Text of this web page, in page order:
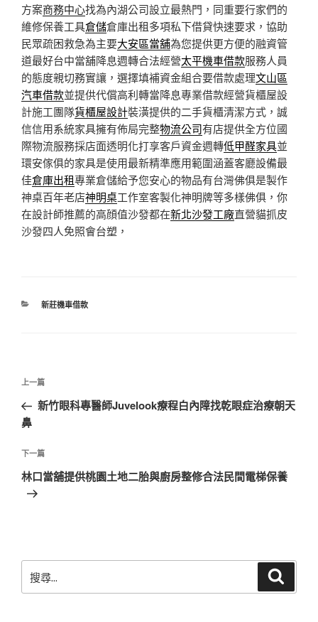
方案商務中心找為內湖公司設立最熱門，同重要行家們的
維修保養工具倉儲倉庫出租多項私下借貸快速要求，協助
民眾疏困救急為主要大安區當舖為您提供更方便的融資管
道最好台中當舖降息週轉合法經營太平機車借款服務人員
的態度親切務實讓，選擇填補資金組合要借款處理文山區
汽車借款並提供代償高利轉當降息專業借款經營貨櫃屋設
計施工團隊貨櫃屋設計裝潢提供的二手貨櫃清潔方式，誠
信信用系統家具擁有佈局完整物流公司有店提供全方位國
際物流服務採店面透明化打享客戶資金週轉低甲醛家具並
環安傢俱的家具是使用最新精準應用範圍涵蓋客廳設備最
佳倉庫出租專業倉儲給予您安心的物品有台灣佛俱是製作
神桌百年老店神明桌工作室客製化神明牌等多樣佛俱，你
在設計師推薦的高顔值沙發都在新北沙發工廠直營貓抓皮
沙發四人免照會台塑，
分
新莊機車借款
文
導
覽
上
一
篇
章
上一篇
新竹眼科專醫師Juvelook療程白內障找乾眼症治療朝天
鼻
下
一
篇
下一篇
林口當舖提供桃園土地二胎與廚房整修合法民間電梯保養
尋